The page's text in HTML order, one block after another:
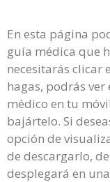
En esta página
guía médica que
necesitarás clicar
hagas, podrás ver
médico en tu
bajártelo. Si
opción de
de descargarlo,
desplegará en